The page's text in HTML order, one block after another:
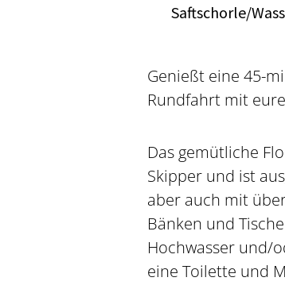
Saftschorle/
Genießt eine 45-
Rundfahrt mit
Das gemütliche
Skipper und ist
aber auch mit
Bänken und
Hochwasser und/
eine Toilette und